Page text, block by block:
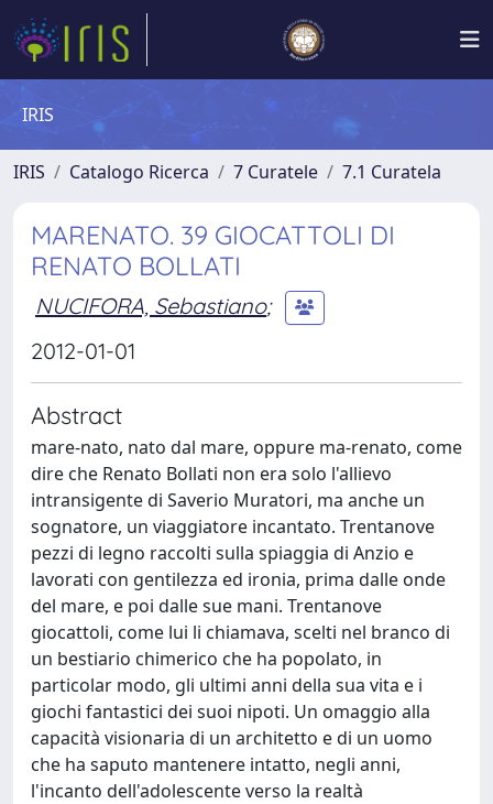
IRIS
IRIS Catalogo Ricerca 7 Curatele 7.1 Curatela
MARENATO. 39 GIOCATTOLI DI
RENATO BOLLATI
NUCIFORA, Sebastiano;
2012-01-01
Abstract
mare-nato, nato dal mare, oppure ma-renato, come
dire che Renato Bollati non era solo l'allievo
intransigente di Saverio Muratori, ma anche un
sognatore, un viaggiatore incantato. Trentanove
pezzi di legno raccolti sulla spiaggia di Anzio e
lavorati con gentilezza ed ironia, prima dalle onde
del mare, e poi dalle sue mani. Trentanove
giocattoli, come lui li chiamava, scelti nel branco di
un bestiario chimerico che ha popolato, in
particolar modo, gli ultimi anni della sua vita e i
giochi fantastici dei suoi nipoti. Un omaggio alla
capacità visionaria di un architetto e di un uomo
che ha saputo mantenere intatto, negli anni,
l'incanto dell'adolescente verso la realtà